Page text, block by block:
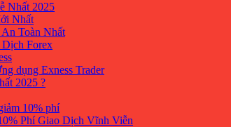
Nhất 2025
Nhất
Toàn Nhất
Forex
dụng Exness Trader
2025 ?
10% phí
Phí Giao Dịch Vĩnh Viễn